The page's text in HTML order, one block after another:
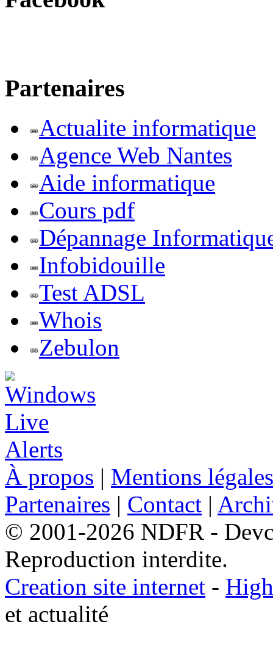
Partenaires
Actualite informatique
Agence Web Nantes
Aide informatique
Cours pdf
Dépannage
Infobidouille
Test ADSL
Whois
Zebulon
À propos | Mentions légales
Partenaires | Contact |
© 2001-2026 NDFR -
Reproduction interdite.
Creation site internet -
et actualité